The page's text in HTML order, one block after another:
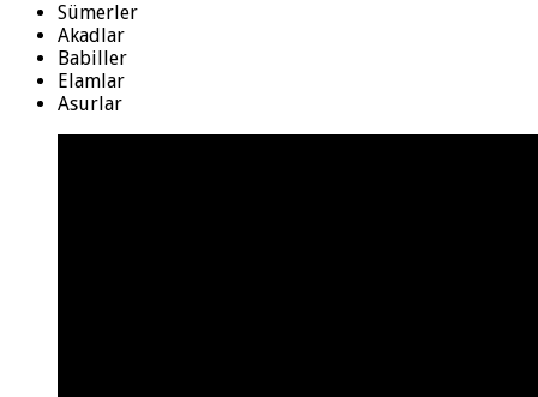
Sümerler
Akadlar
Babiller
Elamlar
Asurlar